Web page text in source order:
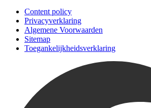
Content policy
Privacyverklaring
Algemene Voorwaarden
Sitemap
Toegankelijkheidsverklaring